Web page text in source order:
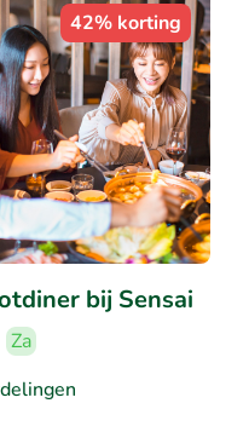
42% korting
bij Sensai
Za